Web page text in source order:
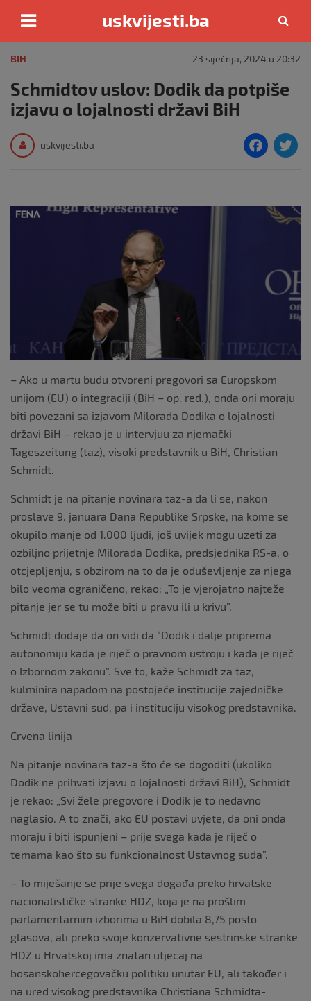
content
uskvijesti.ba
BIH 23 siječnja, 2024 u 20:32
Schmidtov uslov: Dodik da potpiše
izjavu o lojalnosti državi BiH
uskvijesti.ba
F
e
o
k
– Ako u martu budu otvoreni pregovori sa Europskom
unijom (EU) o integraciji (BiH – op. red.), onda oni moraju
biti povezani sa izjavom Milorada Dodika o lojalnosti
državi BiH – rekao je u intervjuu za njemački
Tageszeitung (taz), visoki predstavnik u BiH, Christian
Schmidt.
Schmidt je na pitanje novinara taz-a da li se, nakon
proslave 9. januara Dana Republike Srpske, na kome se
okupilo manje od 1.000 ljudi, još uvijek mogu uzeti za
ozbiljno prijetnje Milorada Dodika, predsjednika RS-a, o
otcjepljenju, s obzirom na to da je oduševljenje za njega
bilo veoma ograničeno, rekao: „To je vjerojatno najteže
pitanje jer se tu može biti u pravu ili u krivu”.
Schmidt dodaje da on vidi da “Dodik i dalje priprema
autonomiju kada je riječ o pravnom ustroju i kada je riječ
o Izbornom zakonu”. Sve to, kaže Schmidt za taz,
kulminira napadom na postojeće institucije zajedničke
države, Ustavni sud, pa i instituciju visokog predstavnika.
Crvena linija
Na pitanje novinara taz-a što će se dogoditi (ukoliko
Dodik ne prihvati izjavu o lojalnosti državi BiH), Schmidt
je rekao: „Svi žele pregovore i Dodik je to nedavno
naglasio. A to znači, ako EU postavi uvjete, da oni onda
moraju i biti ispunjeni – prije svega kada je riječ o
temama kao što su funkcionalnost Ustavnog suda”.
– To miješanje se prije svega događa preko hrvatske
nacionalističke stranke HDZ, koja je na prošlim
parlamentarnim izborima u BiH dobila 8,75 posto
glasova, ali preko svoje konzervativne sestrinske stranke
HDZ u Hrvatskoj ima znatan utjecaj na
bosanskohercegovačku politiku unutar EU, ali također i
na ured visokog predstavnika Christiana Schmidta-